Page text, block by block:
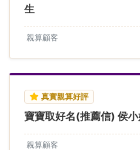
生
親算顧客
真實親算好評
寶寶取好名(推薦信) 侯小
親算顧客